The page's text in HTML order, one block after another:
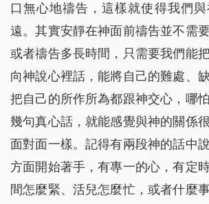
口無心地禱告，這樣就使得我們
遠。其實安靜在神面前禱告並不需
或者禱告多長時間，只需要我們能
向神說心裡話，能將自己的難處、
把自己的所作所為都跟神交心，哪
幾句真心話，就能感覺與神的關係
面對面一樣。記得有兩段神的話中
方面開始著手，有專一的心，有定
間怎麼緊、活兒怎麼忙，或者什麼